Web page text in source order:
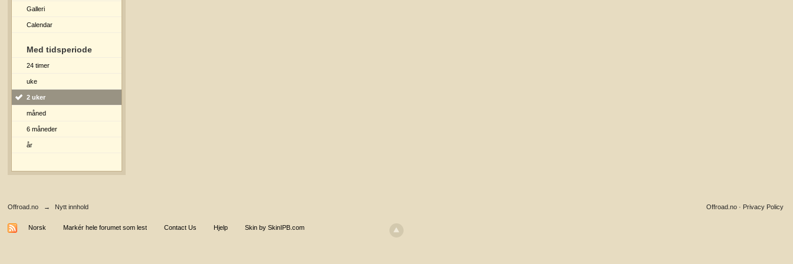
Galleri
Calendar
Med tidsperiode
24 timer
uke
2 uker
måned
6 måneder
år
Offroad.no → Nytt innhold Privacy Policy
Offroad.no ·
Norsk Markér hele forumet som lest Contact Us Hjelp Skin by SkinIPB.com